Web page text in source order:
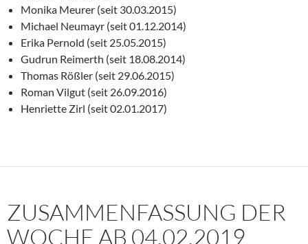
Monika Meurer (seit 30.03.2015)
Michael Neumayr (seit 01.12.2014)
Erika Pernold (seit 25.05.2015)
Gudrun Reimerth (seit 18.08.2014)
Thomas Rößler (seit 29.06.2015)
Roman Vilgut (seit 26.09.2016)
Henriette Zirl (seit 02.01.2017)
ZUSAMMENFASSUNG DER
WOCHE AB 04.02.2019